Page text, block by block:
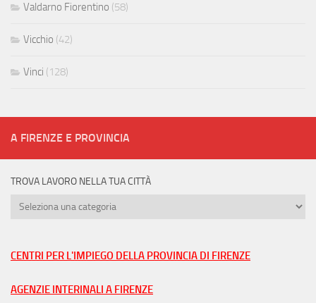
Valdarno Fiorentino (58)
Vicchio (42)
Vinci (128)
A FIRENZE E PROVINCIA
TROVA LAVORO NELLA TUA CITTÀ
Trova
tua
CENTRI PER L'IMPIEGO DELLA PROVINCIA DI FIRENZE
AGENZIE INTERINALI A FIRENZE